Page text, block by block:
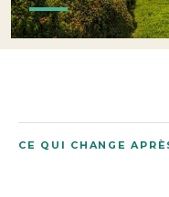
CE QUI CHANGE